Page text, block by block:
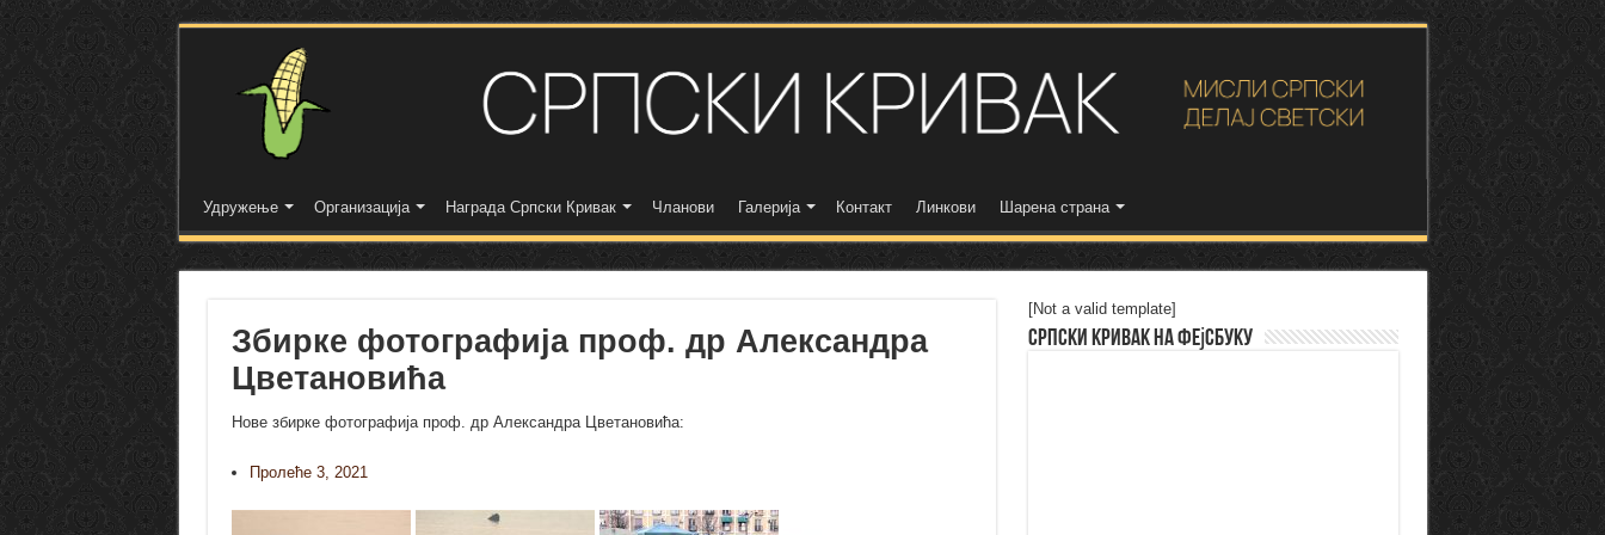
Удружење Организација Награда Српски Кривак Чланови Галерија Контакт Линкови Шарена страна
Збирке фотографија проф. др Александра
Цветановића
Нове збирке фотографија проф. др Александра Цветановића:
Пролеће 3, 2021
[Not a valid template]
Српски Кривак на Фејсбуку